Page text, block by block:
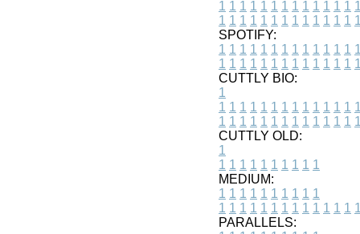
1 1 1 1 1 1 1 1 1 1 1 1 1 1
1 1 1 1 1 1 1 1 1 1 1 1 1 1
SPOTIFY:
1 1 1 1 1 1 1 1 1 1 1 1 1 1
1 1 1 1 1 1 1 1 1 1 1 1 1 1
CUTTLY BIO:
1
1 1 1 1 1 1 1 1 1 1 1 1 1 1
1 1 1 1 1 1 1 1 1 1 1 1 1 1
CUTTLY OLD:
1
1 1 1 1 1 1 1 1 1 1
MEDIUM:
1 1 1 1 1 1 1 1 1 1
1 1 1 1 1 1 1 1 1 1 1 1 1 1
PARALLELS: